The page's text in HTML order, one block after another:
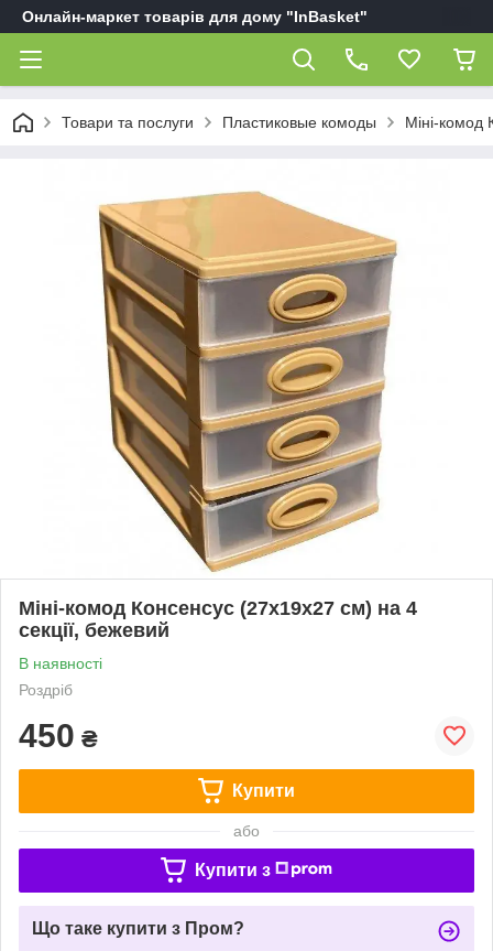
Онлайн-маркет товарів для дому "InBasket"
Товари та послуги Пластиковые комоды Міні-комод
Міні-комод Консенсус (27х19х27 см) на 4
секції, бежевий
В наявності
Роздріб
450 ₴
Купити
або
Купити з
Що таке купити з Пром?